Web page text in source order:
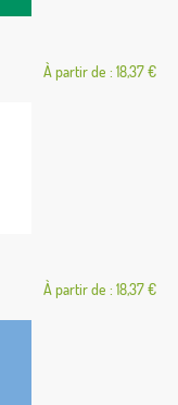
À partir de : 18,37 €
À partir de : 18,37 €